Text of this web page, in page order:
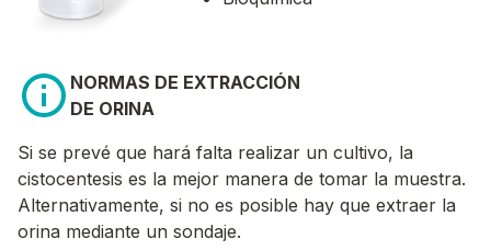
NORMAS DE EXTRACCIÓN
DE ORINA
Si se prevé que hará falta realizar un cultivo, la
cistocentesis es la mejor manera de tomar la muestra.
Alternativamente, si no es posible hay que extraer la
orina mediante un sondaje.